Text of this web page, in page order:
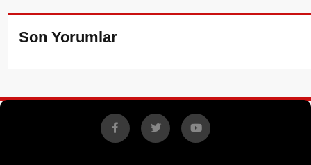
Son Yorumlar
Facebook
X YouTube